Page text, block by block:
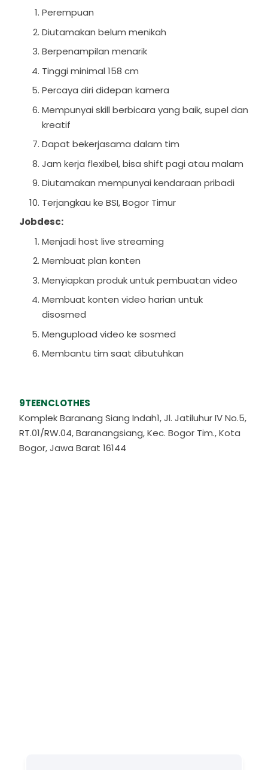
Perempuan
Diutamakan belum menikah
Berpenampilan menarik
Tinggi minimal 158 cm
Percaya diri didepan kamera
Mempunyai skill berbicara yang baik, supel dan
kreatif
Dapat bekerjasama dalam tim
Jam kerja flexibel, bisa shift pagi atau malam
Diutamakan mempunyai kendaraan pribadi
Terjangkau ke BSI, Bogor Timur
Jobdesc:
Menjadi host live streaming
Membuat plan konten
Menyiapkan produk untuk pembuatan video
Membuat konten video harian untuk
disosmed
Mengupload video ke sosmed
Membantu tim saat dibutuhkan
9TEENCLOTHES
Komplek Baranang Siang Indah1, Jl. Jatiluhur IV No.5,
RT.01/RW.04, Baranangsiang, Kec. Bogor Tim., Kota
Bogor, Jawa Barat 16144